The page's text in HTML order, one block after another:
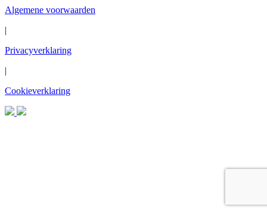
Algemene voorwaarden
|
Privacyverklaring
|
Cookieverklaring